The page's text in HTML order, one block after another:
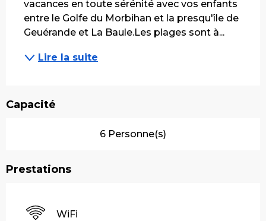
vacances en toute sérénité avec vos enfants
entre le Golfe du Morbihan et la presqu'île de
Geuérande et La Baule.Les plages sont à...
Lire la suite
Capacité
6 Personne(s)
Prestations
WiFi